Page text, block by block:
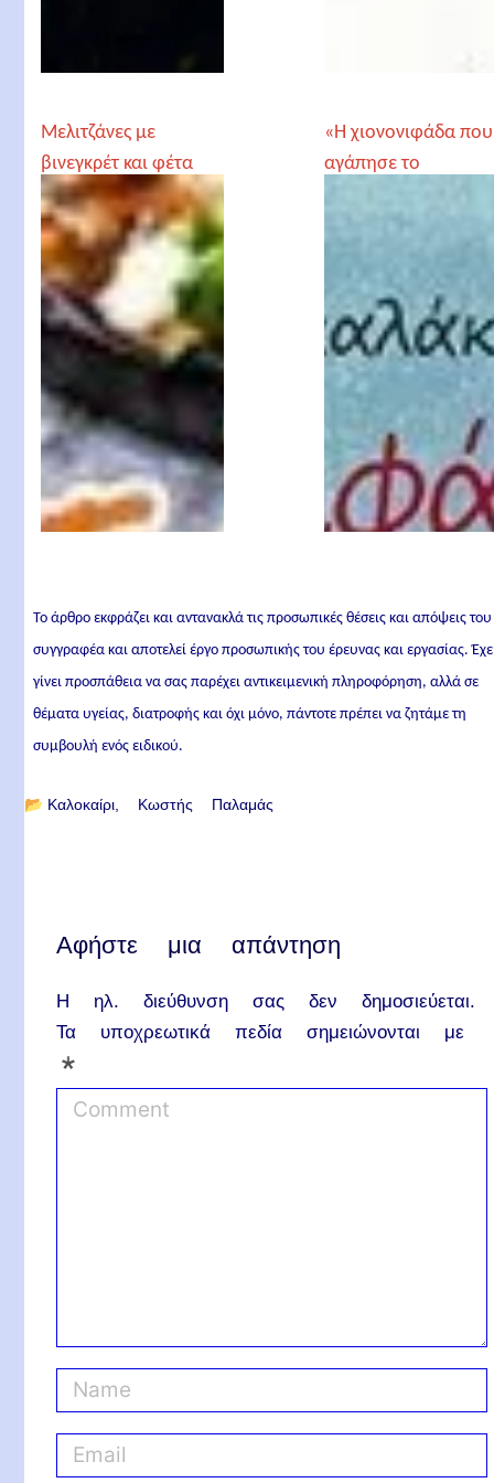
Μελιτζάνες με
βινεγκρέτ και φέτα
«Η χιονονιφάδα που
αγάπησε το
καλοκαίρι», Χρήστος
Το άρθρο εκφράζει και αντανακλά τις προσωπικές θέσεις και απόψεις του
συγγραφέα και αποτελεί έργο προσωπικής του έρευνας και εργασίας.
γίνει προσπάθεια να σας παρέχει αντικειμενική πληροφόρηση, αλλά σε
θέματα υγείας, διατροφής και όχι μόνο, πάντοτε πρέπει να ζητάμε τη
συμβουλή ενός ειδικού.
📂 Καλοκαίρι Κωστής Παλαμάς
Αφήστε μια απάντηση
Η ηλ. διεύθυνση σας δεν δημοσιεύεται.
Τα υποχρεωτικά πεδία σημειώνονται με
*
a
e